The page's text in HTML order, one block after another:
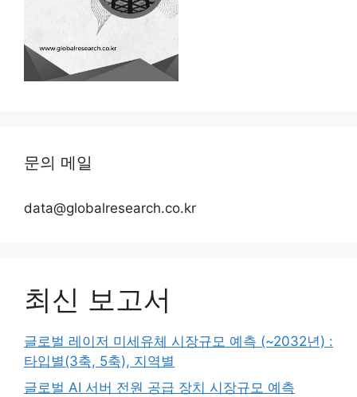
문의 메일
data@globalresearch.co.kr
최신 보고서
글로벌 레이저 미세유체 시장규모 예측 (~2032년) :
타입별(3축, 5축), 지역별
글로벌 AI 서버 전원 공급 장치 시장규모 예측